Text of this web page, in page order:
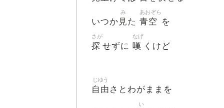
いつか 見
み
た 青空
あおぞら
を
探
さが
せずに 嘆
なげ
くけど
自由
じゆう
さとわがままを
い